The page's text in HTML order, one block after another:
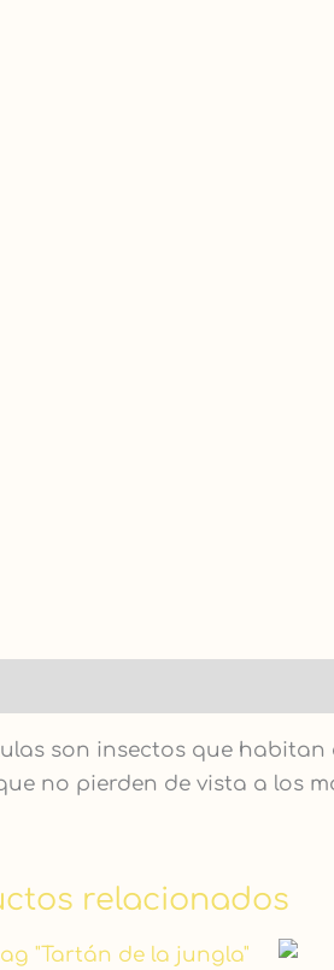
son insectos que
no pierden de vista a los
relacionados